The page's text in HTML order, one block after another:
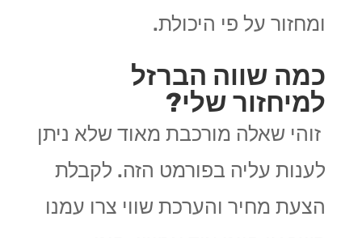
ומחזור על פי היכולת.
כמה שווה הברזל
למיחזור שלי?
זוהי שאלה מורכבת מאוד שלא ניתן
לענות עליה בפורמט הזה. לקבלת
הצעת מחיר והערכת שווי צרו עמנו